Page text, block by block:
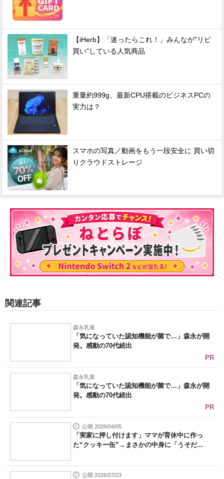
【iHerb】「迷ったらこれ！」みんなが"リピ
買い"している人気商品
重量約999g、最新CPU搭載のビジネスPCの
実力は？
スマホの写真／動画をもう一段安全に 買い切
りクラウドストレージ
関連記事
森永乳業
「気になっていた認知機能が菌で…」森永が開
発。感動の70代続出
PR
森永乳業
「気になっていた認知機能が菌で…」森永が開
発。感動の70代続出
PR
公開 2026/04/05
「実家に押し付けます」ママが育休中に作っ
た“クッキー缶”→まさかの中身に「うそだ...
公開 2026/07/23